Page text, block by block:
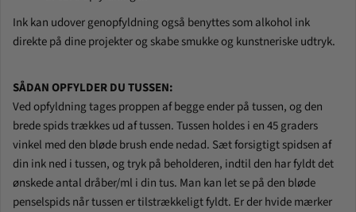
Ink kan udover genopfyldning også benyttes som alkohol ink
direkte på dine projekter og skabe smukke og kunstneriske udtryk.
SÅDAN OPFYLDER DU TUSSEN:
Ved opfyldning tages proppen af begge ender på tussen, og den
brede spids trækkes ud af tussen. Tussen holdes i en 45 graders
vinkel med den bløde brush ende nedad. Sæt forsigtigt spidsen af
din ink ned i tussen, og tryk på beholderen, indtil den har fyldt det
ønskede antal dråber/ml i din tus. Man kan let se på den bløde
penselspids når tussen er tilstrækkeligt fyldt. Er der hvide mærker